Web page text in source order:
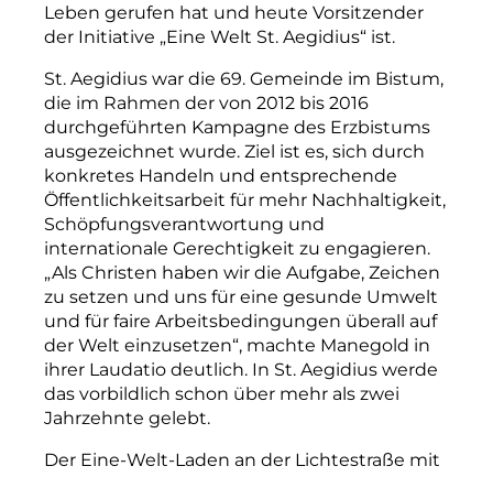
Leben gerufen hat und heute Vorsitzender
der Initiative „Eine Welt St. Aegidius“ ist.
St. Aegidius war die 69. Gemeinde im Bistum,
die im Rahmen der von 2012 bis 2016
durchgeführten Kampagne des Erzbistums
ausgezeichnet wurde. Ziel ist es, sich durch
konkretes Handeln und entsprechende
Öffentlichkeitsarbeit für mehr Nachhaltigkeit,
Schöpfungsverantwortung und
internationale Gerechtigkeit zu engagieren.
„Als Christen haben wir die Aufgabe, Zeichen
zu setzen und uns für eine gesunde Umwelt
und für faire Arbeitsbedingungen überall auf
der Welt einzusetzen“, machte Manegold in
ihrer Laudatio deutlich. In St. Aegidius werde
das vorbildlich schon über mehr als zwei
Jahrzehnte gelebt.
Der Eine-Welt-Laden an der Lichtestraße mit